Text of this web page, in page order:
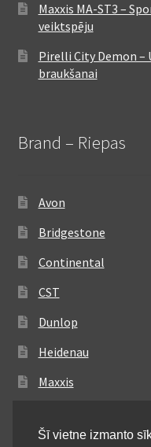
Maxxis MA-ST3 –
veiktspēju
Pirelli City Demon –
braukšanai
Brand – Riepas
Avon
Bridgestone
Continental
CST
Dunlop
Heidenau
Maxxis
Michelin
Šī vietne izmanto